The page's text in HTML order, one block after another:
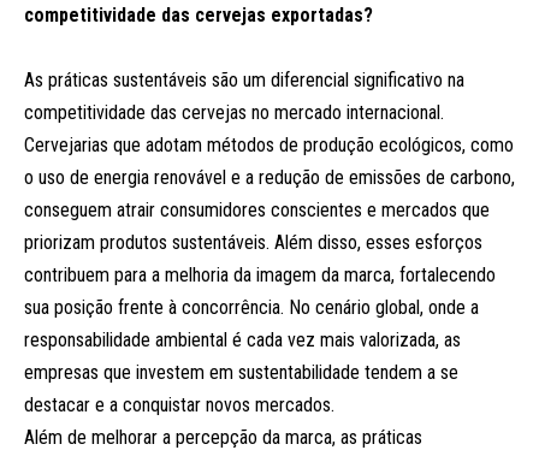
competitividade das cervejas exportadas?
As práticas sustentáveis são um diferencial significativo na
competitividade das cervejas no mercado internacional.
Cervejarias que adotam métodos de produção ecológicos, como
o uso de energia renovável e a redução de emissões de carbono,
conseguem atrair consumidores conscientes e mercados que
priorizam produtos sustentáveis. Além disso, esses esforços
contribuem para a melhoria da imagem da marca, fortalecendo
sua posição frente à concorrência. No cenário global, onde a
responsabilidade ambiental é cada vez mais valorizada, as
empresas que investem em sustentabilidade tendem a se
destacar e a conquistar novos mercados.
Além de melhorar a percepção da marca, as práticas